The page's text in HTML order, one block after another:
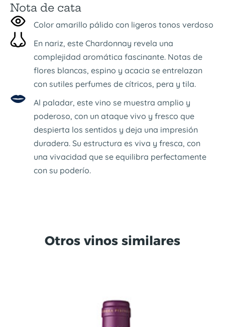
Nota de cata
Color amarillo pálido con ligeros tonos verdoso
En nariz, este Chardonnay revela una
complejidad aromática fascinante. Notas de
flores blancas, espino y acacia se entrelazan
con sutiles perfumes de cítricos, pera y tila.
Al paladar, este vino se muestra amplio y
poderoso, con un ataque vivo y fresco que
despierta los sentidos y deja una impresión
duradera. Su estructura es viva y fresca, con
una vivacidad que se equilibra perfectamente
con su poderío.
Otros vinos similares